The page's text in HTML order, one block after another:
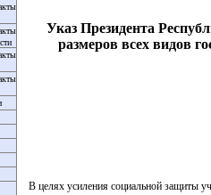
Указ Президента
размеров всех видов
В целях усиления социальной